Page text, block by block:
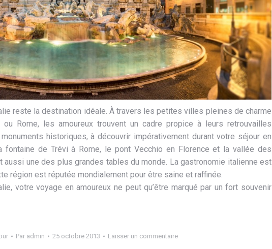
reste la destination idéale. À travers les petites villes pleines de charme
ou Rome, les amoureux trouvent un cadre propice à leurs retrouvailles
historiques, à découvrir impérativement durant votre séjour en
fontaine de Trévi à Rome, le pont Vecchio en Florence et la vallée des
aussi une des plus grandes tables du monde. La gastronomie italienne est
région est réputée mondialement pour être saine et raffinée.
votre voyage en amoureux ne peut qu’être marqué par un fort souvenir
Par admin 25 octobre 2013 Laisser un commentaire